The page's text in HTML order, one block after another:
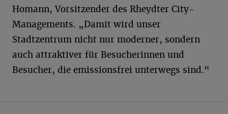
Homann, Vorsitzender des Rheydter City-
Managements. „Damit wird unser
Stadtzentrum nicht nur moderner, sondern
auch attraktiver für Besucherinnen und
Besucher, die emissionsfrei unterwegs sind.“